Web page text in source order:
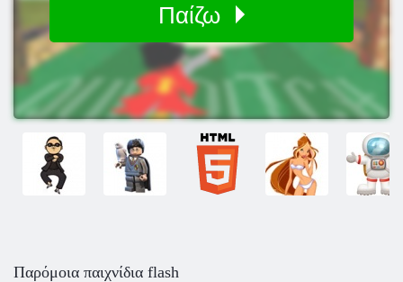
Παίζω
Παρόμοια παιχνίδια flash